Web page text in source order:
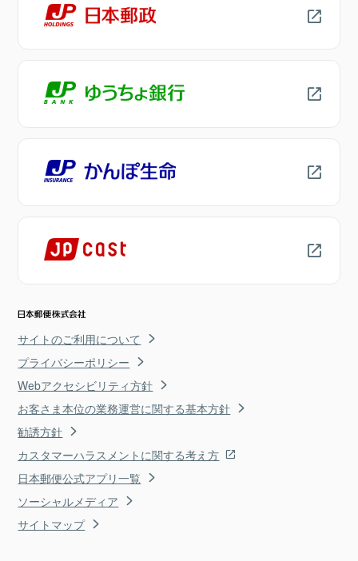
サイトのご利用について
プライバシーポリシー
Webアクセシビリティ方針
お客さま本位の業務運営に関する基本方針
勧誘方針
カスタマーハラスメントに関する考え方
日本郵便公式アプリ一覧
ソーシャルメディア
サイトマップ